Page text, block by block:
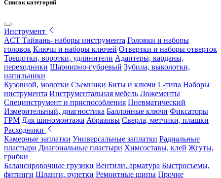
Список категорий
Инструмент
ACT Тайвань- наборы инструмента Головки и наборы
головок Ключи и наборы ключей Отвертки и наборы отверток
Трещотки, воротки, удлинители Адаптеры, карданы,
переходники Шарнирно-губцевый Зубила, выколотки,
напильники
Кузовной, молотки Съемники Биты и ключи L-типа Наборы
инструмента Инструментальная мебель Ложементы
Специнструмент и приспособления Пневматический
Измерительный, диагностика Баллонные ключи Фиксаторы
ГРМ Для шиномонтажа Абразивы Сверла, метчики, плашки
Расходники
Камерные заплатки Универсальные заплатки Радиальные
пластыри Диагональные пластыри Химсоставы, клей Жгуты,
грибки
Балансировочные грузики Вентили, арматура Быстросъемы,
фитинги Шланги, рулетки Ремонтные шипы Прочие